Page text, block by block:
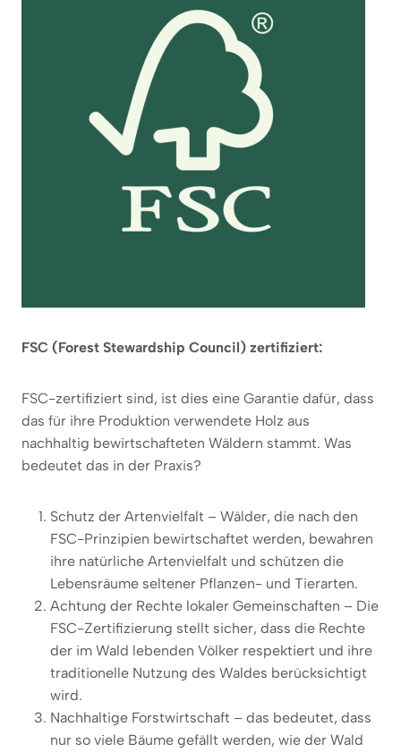
FSC (Forest Stewardship Council) zertifiziert:
FSC-zertifiziert sind, ist dies eine Garantie dafür, dass
das für ihre Produktion verwendete Holz aus
nachhaltig bewirtschafteten Wäldern stammt. Was
bedeutet das in der Praxis?
Schutz der Artenvielfalt – Wälder, die nach den
FSC-Prinzipien bewirtschaftet werden, bewahren
ihre natürliche Artenvielfalt und schützen die
Lebensräume seltener Pflanzen- und Tierarten.
Achtung der Rechte lokaler Gemeinschaften – Die
FSC-Zertifizierung stellt sicher, dass die Rechte
der im Wald lebenden Völker respektiert und ihre
traditionelle Nutzung des Waldes berücksichtigt
wird.
Nachhaltige Forstwirtschaft – das bedeutet, dass
nur so viele Bäume gefällt werden, wie der Wald